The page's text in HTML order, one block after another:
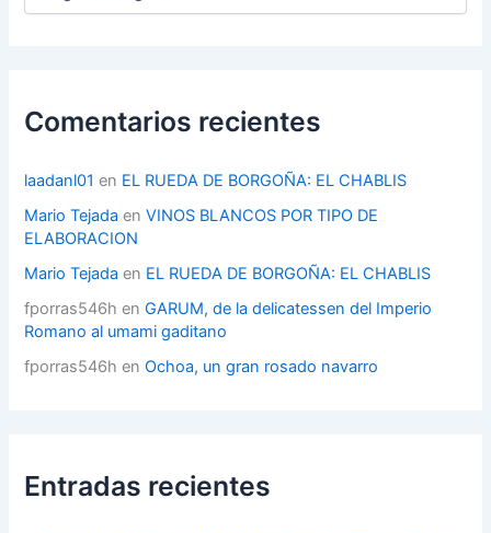
r
í
s
Comentarios recientes
laadanl01 en EL RUEDA DE BORGOÑA: EL CHABLIS
Mario Tejada enVINOS BLANCOS POR TIPO DE
ELABORACION
Mario Tejada en EL RUEDA DE BORGOÑA: EL CHABLIS
fporras546h enGARUM, de la delicatessen del Imperio
Romano al umami gaditano
fporras546h enOchoa, un gran rosado navarro
Entradas recientes